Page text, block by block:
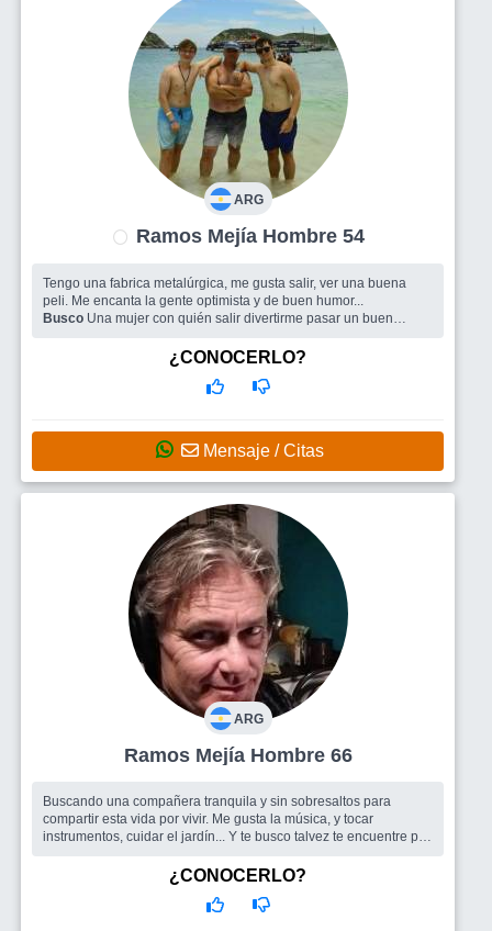
ARG
Ramos Mejía Hombre 54
Tengo una fabrica metalúrgica, me gusta salir, ver una buena
peli. Me encanta la gente optimista y de buen humor...
Busco Una mujer con quién salir divertirme pasar un buen
¿CONOCERLO?
Mensaje / Citas
ARG
Ramos Mejía Hombre 66
Buscando una compañera tranquila y sin sobresaltos para
compartir esta vida por vivir. Me gusta la música, y tocar
instrumentos, cuidar el jardín... Y te busco talvez te encuentre por
¿CONOCERLO?